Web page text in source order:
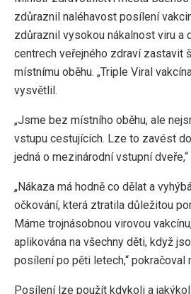
zdůraznil naléhavost posílení
zdůraznil vysokou nákalnost viru a
centrech veřejného zdraví zastavit
místnímu oběhu. „Triple Viral
vysvětlil.
„Jsme bez místního oběhu, ale
vstupu cestujících. Lze to zavést
jedná o mezinárodní vstupní dveře,“
„Nákaza má hodně co dělat a
očkování, která ztratila důležitou
Máme trojnásobnou virovou
aplikována na všechny děti, když
posílení po pěti letech,“ pokračoval
Posílení lze použít kdykoli a